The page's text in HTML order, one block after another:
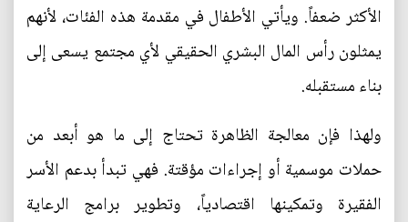
الأكثر ضعفاً. ويأتي الأطفال في مقدمة هذه الفئات، لأنهم
يمثلون رأس المال البشري الحقيقي لأي مجتمع يسعى إلى
بناء مستقبله.
ولهذا فإن معالجة الظاهرة تحتاج إلى ما هو أبعد من
حملات موسمية أو إجراءات مؤقتة. فهي تبدأ بدعم الأسر
الفقيرة وتمكينها اقتصادياً، وتطوير برامج الرعاية